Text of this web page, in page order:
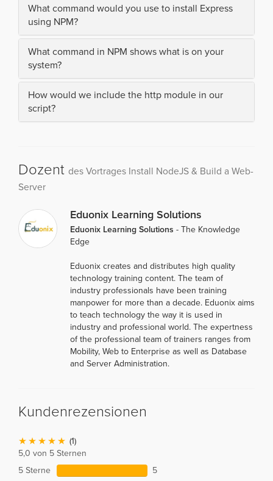
What command would you use to install Express
using NPM?
What command in NPM shows what is on your
system?
How would we include the http module in our
script?
Dozent des Vortrages Install NodeJS & Build a Web-
Server
Eduonix Learning Solutions
Eduonix Learning Solutions - The Knowledge
Edge
Eduonix creates and distributes high quality
technology training content. The team of
industry professionals have been training
manpower for more than a decade. Eduonix aims
to teach technology the way it is used in
industry and professional world. The expertness
of the professional team of trainers ranges from
Mobility, Web to Enterprise as well as Database
and Server Administration.
Kundenrezensionen
(1)
5,0 von 5 Sternen
5 Sterne
5